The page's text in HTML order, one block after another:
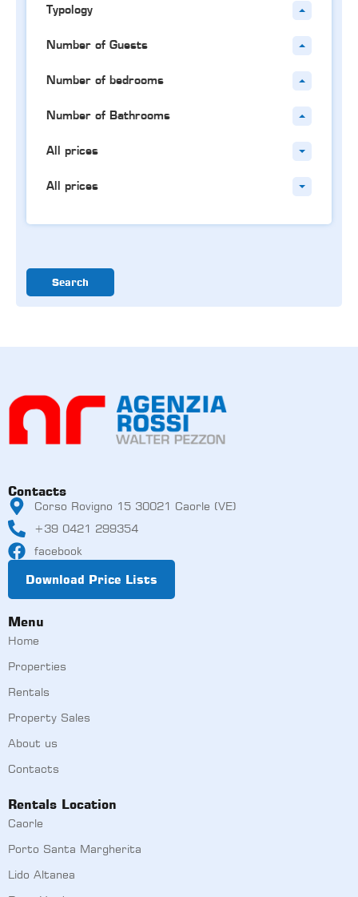
Typology
Number of Guests
Number of bedrooms
Number of Bathrooms
All prices
All prices
Search
Contacts
Corso Rovigno 15 30021 Caorle (VE)
+39 0421 299354
facebook
Download Price Lists
Menu
Home
Properties
Rentals
Property Sales
About us
Contacts
Rentals Location
Caorle
Porto Santa Margherita
Lido Altanea